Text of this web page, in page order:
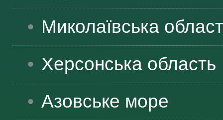
Миколаївська
Херсонська область
Азовське море